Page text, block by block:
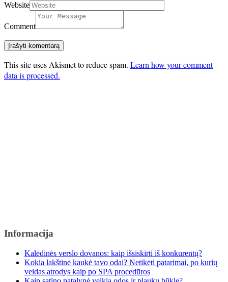
Website
Comment
This site uses Akismet to reduce spam. Learn how your comment
data is processed.
Informacija
Kalėdinės verslo dovanos: kaip išsiskirti iš konkurentų?
Kokia lakštinė kaukė tavo odai? Netikėti patarimai, po kurių
veidas atrodys kaip po SPA procedūros